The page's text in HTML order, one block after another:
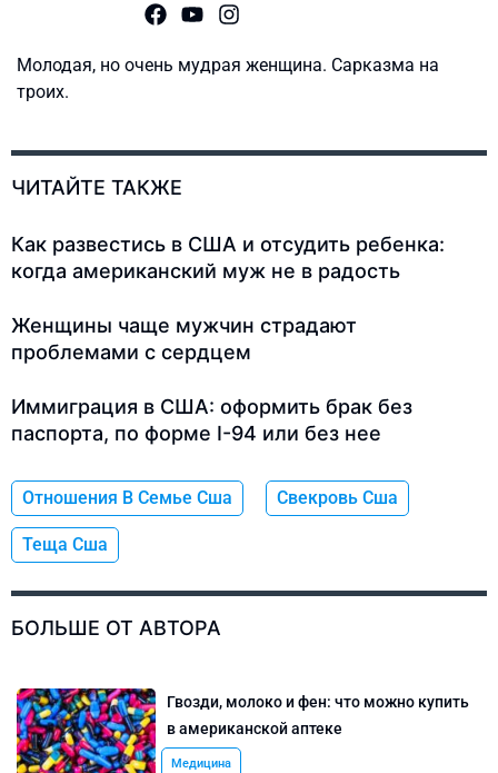
Молодая, но очень мудрая женщина. Сарказма на
троих.
ЧИТАЙТЕ ТАКЖЕ
Как развестись в США и отсудить ребенка:
когда американский муж не в радость
Женщины чаще мужчин страдают
проблемами с сердцем
Иммиграция в США: оформить брак без
паспорта, по форме I-94 или без нее
Отношения В Семье Сша Свекровь Сша
Теща Сша
БОЛЬШЕ ОТ АВТОРА
Гвозди, молоко и фен: что можно купить
в американской аптеке
Медицина